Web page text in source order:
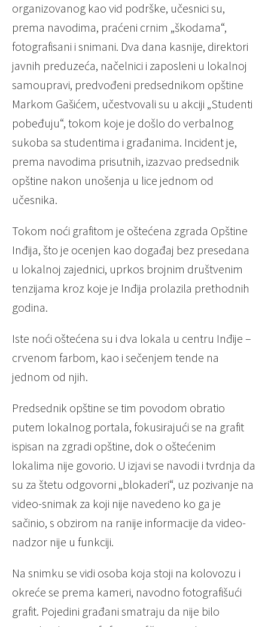
organizovanog kao vid podrške, učesnici su,
prema navodima, praćeni crnim „škodama“,
fotografisani i snimani. Dva dana kasnije, direktori
javnih preduzeća, načelnici i zaposleni u lokalnoj
samoupravi, predvođeni predsednikom opštine
Markom Gašićem, učestvovali su u akciji „Studenti
pobeđuju“, tokom koje je došlo do verbalnog
sukoba sa studentima i građanima. Incident je,
prema navodima prisutnih, izazvao predsednik
opštine nakon unošenja u lice jednom od
učesnika.
Tokom noći grafitom je oštećena zgrada Opštine
Inđija, što je ocenjen kao događaj bez presedana
u lokalnoj zajednici, uprkos brojnim društvenim
tenzijama kroz koje je Inđija prolazila prethodnih
godina.
Iste noći oštećena su i dva lokala u centru Inđije –
crvenom farbom, kao i sečenjem tende na
jednom od njih.
Predsednik opštine se tim povodom obratio
putem lokalnog portala, fokusirajući se na grafit
ispisan na zgradi opštine, dok o oštećenim
lokalima nije govorio. U izjavi se navodi i tvrdnja da
su za štetu odgovorni „blokaderi“, uz pozivanje na
video-snimak za koji nije navedeno ko ga je
sačinio, s obzirom na ranije informacije da video-
nadzor nije u funkciji.
Na snimku se vidi osoba koja stoji na kolovozu i
okreće se prema kameri, navodno fotografišući
grafit. Pojedini građani smatraju da nije bilo